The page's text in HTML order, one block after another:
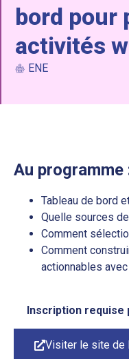
bord pour
activités
ENE
Au programme
Tableau de bord
Quelle sources
Comment
Comment
actionnables
Inscription requise
Visiter le site de